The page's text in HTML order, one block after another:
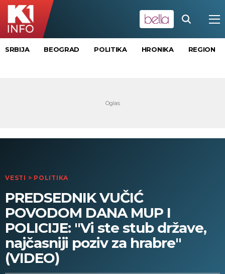
SRBIJA BEOGRAD POLITIKA HRONIKA REGION
VESTI > POLITIKA
PREDSEDNIK VUČIĆ
POVODOM DANA MUP I
POLICIJE: "Vi ste stub države,
najčasniji poziv za hrabre"
(VIDEO)